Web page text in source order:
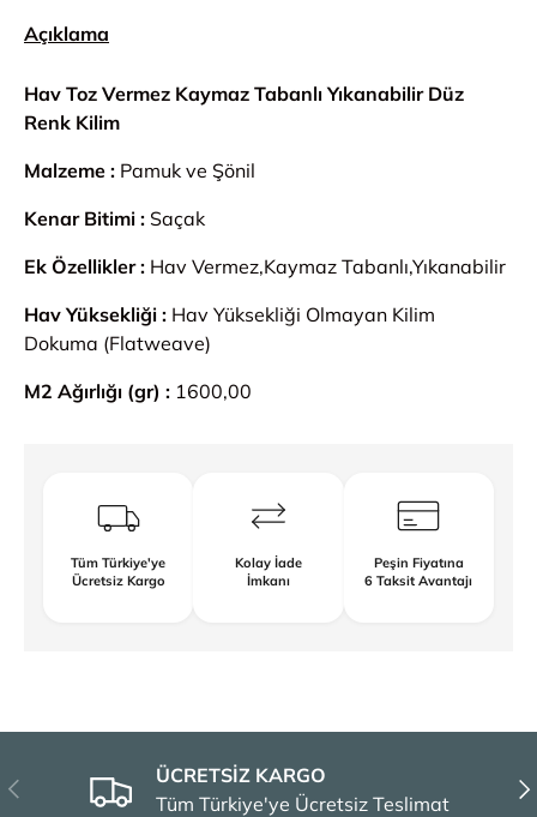
Açıklama
Hav Toz Vermez Kaymaz Tabanlı Yıkanabilir Düz
Renk Kilim
Malzeme : Pamuk ve Şönil
Kenar Bitimi : Saçak
Ek Özellikler : Hav Vermez,Kaymaz Tabanlı,Yıkanabilir
Hav Yüksekliği : Hav Yüksekliği Olmayan Kilim
Dokuma (Flatweave)
M2 Ağırlığı (gr) : 1600,00
Tüm Türkiye'ye
Ücretsiz Kargo
Kolay İade
İmkanı
Peşin Fiyatına
6 Taksit Avantajı
Önceki
ÜCRETSİZ KARGO
Tüm Türkiye'ye Ücretsiz Teslimat